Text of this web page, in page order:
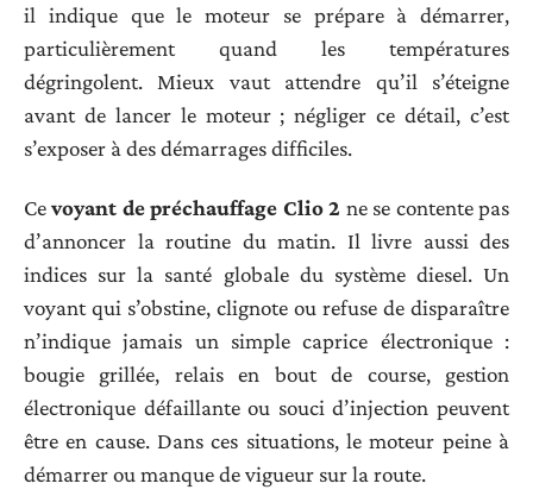
il indique que le moteur se prépare à démarrer,
particulièrement quand les températures
dégringolent. Mieux vaut attendre qu’il s’éteigne
avant de lancer le moteur ; négliger ce détail, c’est
s’exposer à des démarrages difficiles.
Cevoyant de préchauffage Clio 2 ne se contente pas
d’annoncer la routine du matin. Il livre aussi des
indices sur la santé globale du système diesel. Un
voyant qui s’obstine, clignote ou refuse de disparaître
n’indique jamais un simple caprice électronique :
bougie grillée, relais en bout de course, gestion
électronique défaillante ou souci d’injection peuvent
être en cause. Dans ces situations, le moteur peine à
démarrer ou manque de vigueur sur la route.